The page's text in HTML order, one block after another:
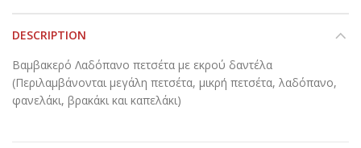
DESCRIPTION
Βαμβακερό Λαδόπανο πετσέτα με εκρού δαντέλα
(Περιλαμβάνονται μεγάλη πετσέτα, μικρή πετσέτα, λαδόπανο,
φανελάκι, βρακάκι και καπελάκι)